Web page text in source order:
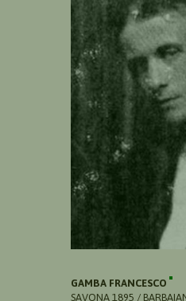
GAMBA FRANCESCO
SAVONA 1895 /